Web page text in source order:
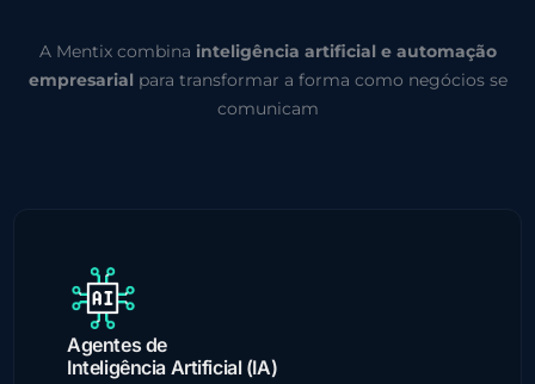
A Mentix combina inteligência artificial e automação
empresarial para transformar a forma como negócios se
comunicam
Agentes de
Inteligência Artificial (IA)